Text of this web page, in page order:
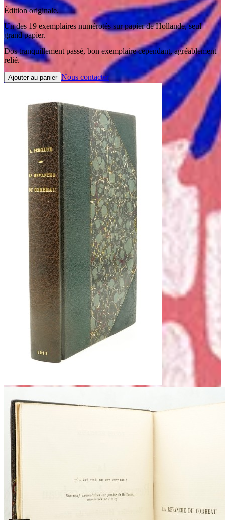
Édition originale.
Un des 19 exemplaires numérotés sur papier de Hollande, seul
grand papier.
Dos tranquillement passé, bon exemplaire cependant, agréablement
relié.
Ajouter au panier Nous contacter